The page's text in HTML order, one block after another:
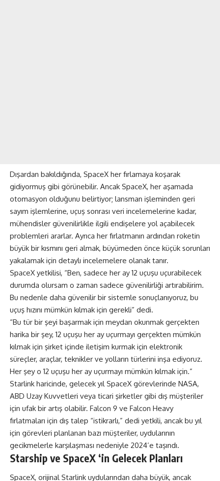
Dışardan bakıldığında, SpaceX her fırlamaya koşarak
gidiyormuş gibi görünebilir. Ancak SpaceX, her aşamada
otomasyon olduğunu belirtiyor; lansman işleminden geri
sayım işlemlerine, uçuş sonrası veri incelemelerine kadar,
mühendisler güvenilirlikle ilgili endişelere yol açabilecek
problemleri ararlar. Ayrıca her fırlatmanın ardından roketin
büyük bir kısmını geri almak, büyümeden önce küçük sorunları
yakalamak için detaylı incelemelere olanak tanır.
SpaceX yetkilisi, “Ben, sadece her ay 12 uçuşu uçurabilecek
durumda olursam o zaman sadece güvenilirliği artırabilirim.
Bu nedenle daha güvenilir bir sistemle sonuçlanıyoruz, bu
uçuş hızını mümkün kılmak için gerekli” dedi.
“Bu tür bir şeyi başarmak için meydan okunmak gerçekten
harika bir şey, 12 uçuşu her ay uçurmayı gerçekten mümkün
kılmak için şirket içinde iletişim kurmak için elektronik
süreçler, araçlar, teknikler ve yolların türlerini inşa ediyoruz.
Her şey o 12 uçuşu her ay uçurmayı mümkün kılmak için.”
Starlink haricinde, gelecek yıl SpaceX görevlerinde NASA,
ABD Uzay Kuvvetleri veya ticari şirketler gibi dış müşteriler
için ufak bir artış olabilir. Falcon 9 ve Falcon Heavy
fırlatmaları için dış talep “istikrarlı,” dedi yetkili, ancak bu yıl
için görevleri planlanan bazı müşteriler, uydularının
gecikmelerle karşılaşması nedeniyle 2024’e taşındı.
Starship ve SpaceX ‘in Gelecek Planları
SpaceX, orijinal Starlink uydularından daha büyük, ancak